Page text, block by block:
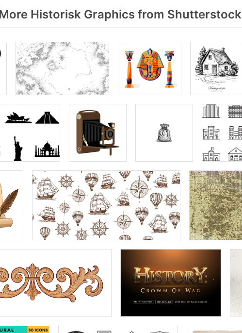
Historisk Graphics from Shutterstock